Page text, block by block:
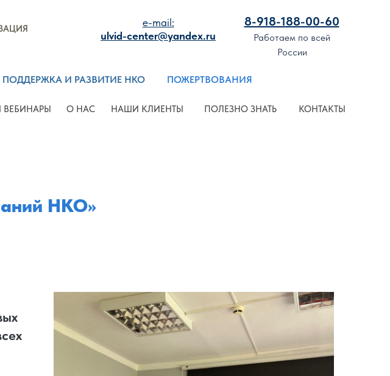
ПОДДЕРЖКА И РАЗВИТИЕ НКО
О НАС ПОЛЕЗНО ЗНАТЬ
8-918-188-00-60
Работаем по всей
России
e-mail:
ulvid-center@yandex.ru
КОНТАКТЫ
ПОЖЕРТВОВАНИЯ
НАШИ КЛИЕНТЫ
И РАЗВИТИЕ НКО
8-918-188-00-60
КОНТАКТЫ
ПОЖЕРТВОВАНИЯ
НКО»